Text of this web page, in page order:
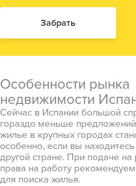
Забрать
Особенности рынка
недвижимости
Сейчас в Испании большой
гораздо меньше
жилье в крупных городах
особенно, если вы
другой стране. При подаче
права на работу
для поиска жилья.